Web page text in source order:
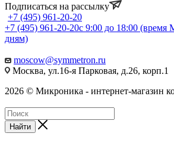
Подписаться на рассылку
+7 (495) 961-20-20
+7 (495) 961-20-20с 9:00 до 18:00
дням)
moscow@symmetron.ru
Москва, ул.16-я Парковая, д.26, корп.1
2026 © Микроника - интернет-магазин
Найти